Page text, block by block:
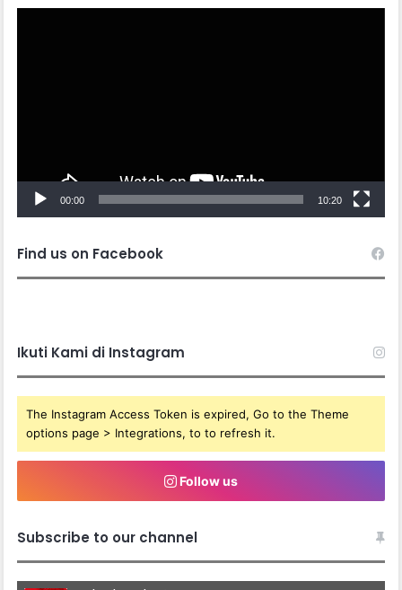
00:00 10:20
Find us on Facebook
Ikuti Kami di Instagram
The Instagram Access Token is expired, Go to the Theme
options page > Integrations, to to refresh it.
Follow us
Subscribe to our channel